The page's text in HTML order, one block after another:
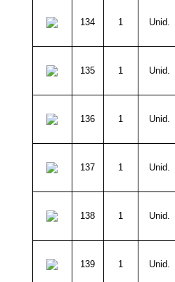
134 1 Unid.
135 1 Unid.
136 1 Unid.
137 1 Unid.
138 1 Unid.
139 1 Unid.